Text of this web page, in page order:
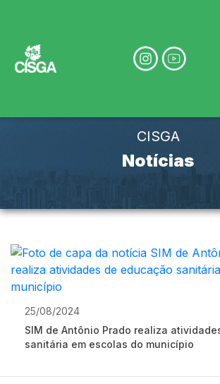
CISGA
Notícias
25/08/2024
SIM de Antônio Prado realiza
sanitária em escolas do município